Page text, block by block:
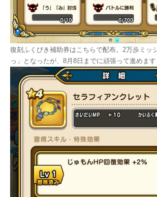
復刻ふくびき補助券はこちらで配布。2万歩ミッ
っ」となったが、8月8日までに頑張って進めます